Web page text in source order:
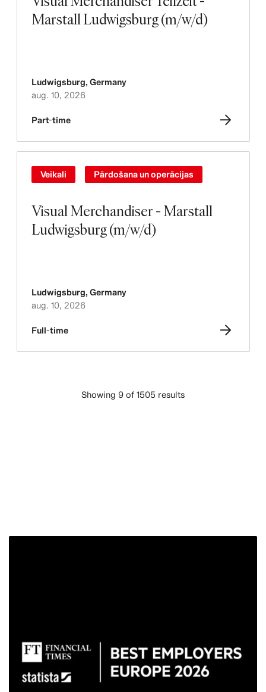
Marstall Ludwigsburg (m/w/d)
Ludwigsburg, Germany
aug. 10, 2026
Part-time
Visual Merchandiser - Marstall
Ludwigsburg (m/w/d)
Veikali Pārdošana un operācijas
Ludwigsburg, Germany
aug. 10, 2026
Full-time
Showing 9 of 1505 results